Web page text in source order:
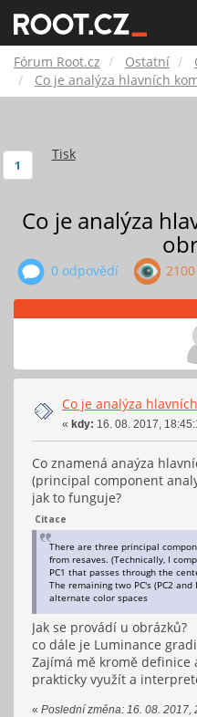
Root.cz
Fórum Root.cz Ostatní
Co je analýza hlavních
Tisk
1
Co je analýza
0 odpovědí
Co je analýza
« kdy: 16. 08. 2017,
Co znamená anaýza
(principal component
jak to funguje?
Citace
There are three principal
from resaves. (Technically, I
PC1 that passes through the
The remaining two PC's (PC2
alternate color spaces
Jak se provádí u obrázků?
co dále je Luminance
Zajímá mě kromě
prakticky využít a
« Poslední změna: 16. 08. 2017,